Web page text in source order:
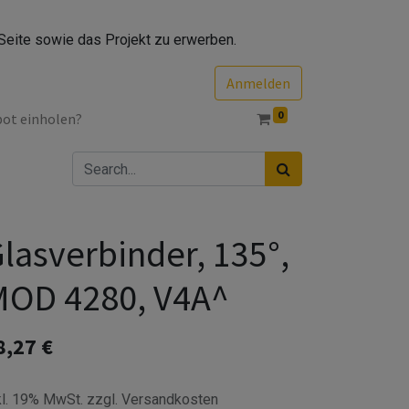
sowie das Projekt zu erwerben.
Anmelden
einholen?
0
135°,
4280, V4A^
€
19% MwSt. zzgl. Versandkosten